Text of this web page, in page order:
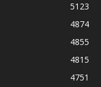
5123
4874
4855
4815
4751